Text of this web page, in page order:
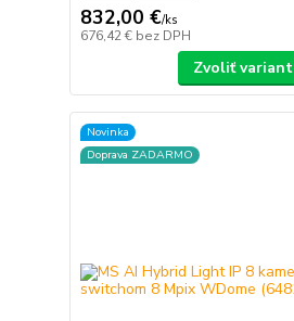
832,00 €/ks
676,42 € bez DPH
Zvoliť variant
Novinka
Doprava ZADARMO